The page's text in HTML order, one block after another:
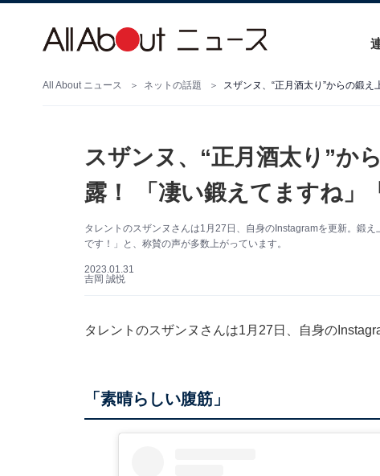
All About ニュース ネットの話題
スザンヌ、“正月酒太り”か
露！ 「凄い鍛えてますね」
タレントのスザンヌさんは1月27日、自身のInstagramを更新。鍛
です！」と、称賛の声が多数上がっています。
2023.01.31
吉岡 誠悦
タレントのスザンヌさんは1月27日、自身の
「素晴らしい腹筋」